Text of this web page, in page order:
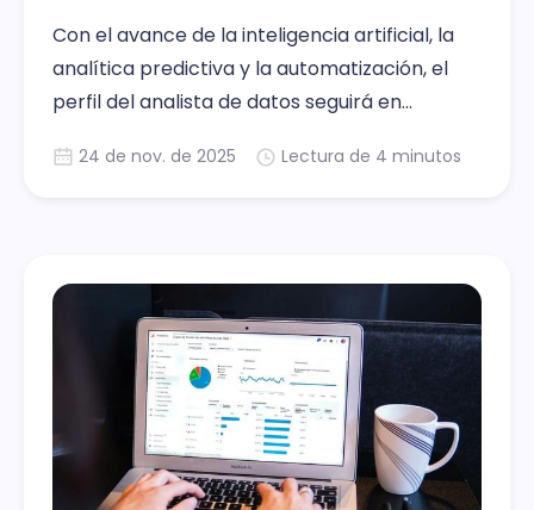
Con el avance de la inteligencia artificial, la
analítica predictiva y la automatización, el
perfil del analista de datos seguirá en
a eso.24 de nov. de 2025 Lectura de 4 minutos